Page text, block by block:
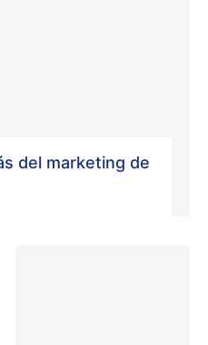
del marketing de